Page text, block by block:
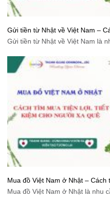
Gửi tiền từ Nhật về Việt Nam –
và tiết kiệm
Gửi tiền từ Nhật về Việt Nam là
Mua đồ Việt Nam ở Nhật –
người xa quê
Mua đồ Việt Nam ở Nhật là nhu